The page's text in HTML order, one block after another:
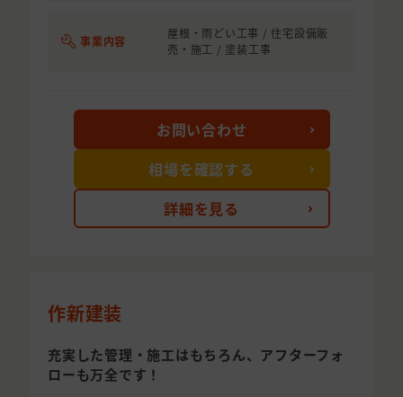
事業内容
屋根・雨どい工事 / 住宅設備販
売・施工 / 塗装工事
詳細を見る
お問い合わせ
相場を確認する
作新建装
充実した管理・施工はもちろん、アフターフォ
ローも万全です！